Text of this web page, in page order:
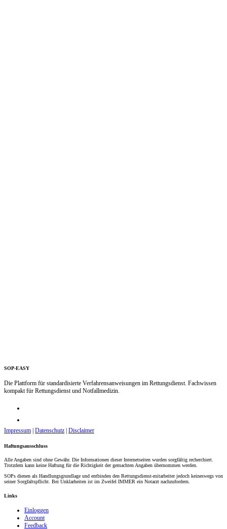
SOP-EASY
Die Plattform für standardisierte Verfahrensanweisungen im Rettungsdienst. Fachwissen
kompakt für Rettungsdienst und Notfallmedizin.
Impressum Datenschutz Disclaimer
Haftungsausschluss
Alle Angaben sind ohne Gewähr. Die Informationen dieser Internetseiten wurden sorgfältig recherchiert.
Trotzdem kann keine Haftung für die Richtigkeit der gemachten Angaben übernommen werden.
SOPs dienen als Handlungsgrundlage und entbinden den Rettungsdienst-mitarbeiter jedoch keineswegs von
seiner Sorgfaltspflicht. Bei Unklarheiten ist im Zweifel IMMER ein Notarzt nachzufordern.
Links
Einloggen
Account
Feedback